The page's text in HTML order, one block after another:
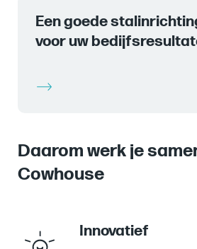
basis
van
gedrag
koe.
observeren
in
de
Een goede
voor uw
Daarom werk je
Cowhouse
Innovatief